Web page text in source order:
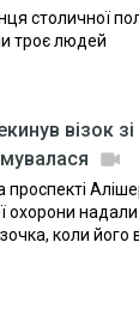
столичної
троє людей
візок
проспекті
охорони
коли його